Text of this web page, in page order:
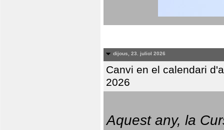
dijous, 23. juliol 2026
Canvi en el calendari
2026
Aquest any, la